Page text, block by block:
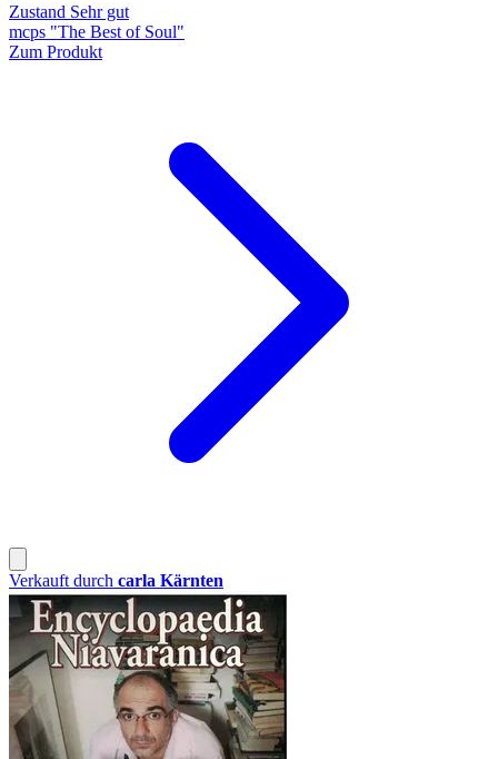
Zustand Sehr gut
mcps "The Best of Soul"
Zum Produkt
Verkauft durch carla Kärnten